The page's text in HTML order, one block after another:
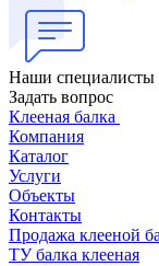
Наши специалисты
Задать вопрос
Клееная балка
Компания
Каталог
Услуги
Объекты
Контакты
Продажа клееной
ТУ балка клееная